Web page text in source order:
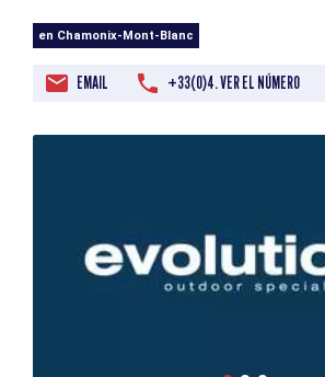
en Chamonix-Mont-Blanc
EMAIL +33(0)4. VER EL NÚMERO